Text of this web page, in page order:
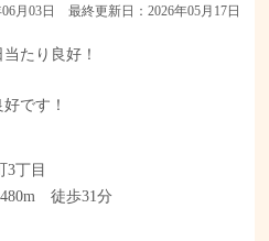
06月03日 最終更新日：2026年05月17日
たり良好！
です！
3丁目
徒歩31分